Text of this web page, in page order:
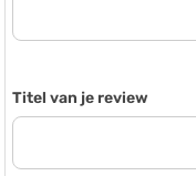
Titel van je review